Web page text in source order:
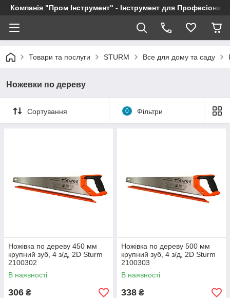
Компанія "Пром Інструмент" - Інструмент для
Товари та послуги STURM Все для дому та саду
Ножевки по дереву
Сортування 0 Фільтри
Ножівка по дереву 450 мм
крупний зуб, 4 з/д, 2D Sturm
2100302
В наявності
306 ₴
Ножівка по дереву 500 мм
крупний зуб, 4 з/д, 2D Sturm
2100303
В наявності
338 ₴